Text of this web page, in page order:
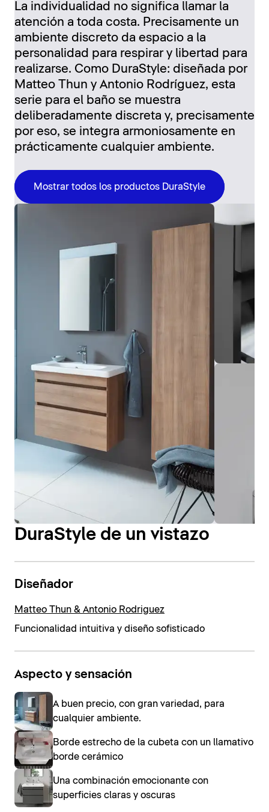
La individualidad no significa llamar la
atención a toda costa. Precisamente un
ambiente discreto da espacio a la
personalidad para respirar y libertad para
realizarse. Como DuraStyle: diseñada por
Matteo Thun y Antonio Rodríguez, esta
serie para el baño se muestra
deliberadamente discreta y, precisamente
por eso, se integra armoniosamente en
prácticamente cualquier ambiente.
Mostrar todos los productos DuraStyle
DuraStyle de un vistazo
Diseñador
Matteo Thun & Antonio Rodriguez
Funcionalidad intuitiva y diseño sofisticado
Aspecto y sensación
A buen precio, con gran variedad, para
cualquier ambiente.
Borde estrecho de la cubeta con un llamativo
borde cerámico
Una combinación emocionante con
superficies claras y oscuras